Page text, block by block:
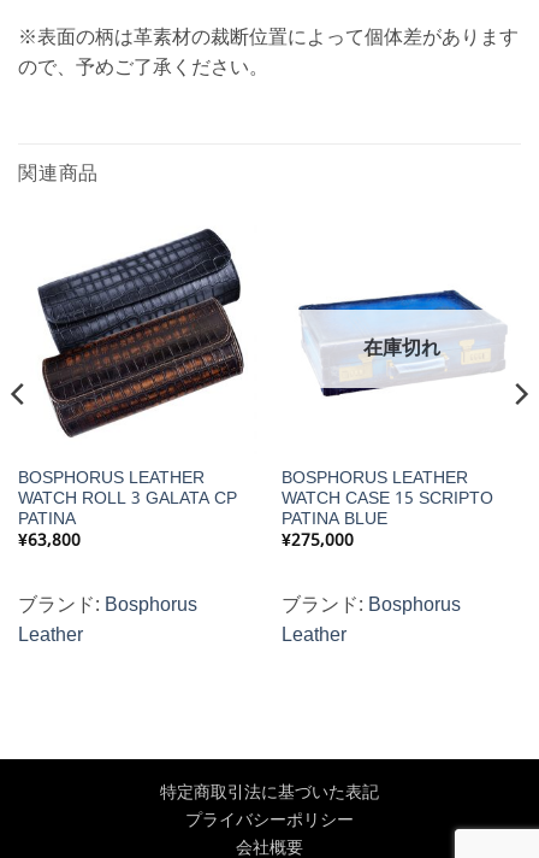
※表面の柄は革素材の裁断位置によって個体差があります
ので、予めご了承ください。
関連商品
BOSPHORUS LEATHER
WATCH ROLL 3 GALATA CP
PATINA
¥63,800
ブランド: Bosphorus
Leather
在庫切れ
BOSPHORUS LEATHER
WATCH CASE 15 SCRIPTO
PATINA BLUE
¥275,000
ブランド: Bosphorus
Leather
特定商取引法に基づいた表記
プライバシーポリシー
会社概要